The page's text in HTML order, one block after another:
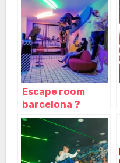
Escape room
barcelona ?
Escape
Barcelona,
Barcelona –
Cataluña